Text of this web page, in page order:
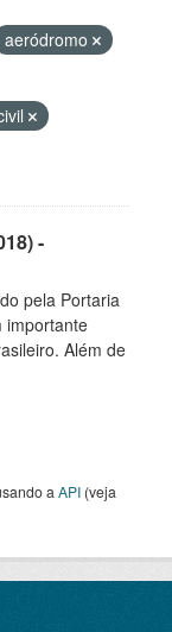
aeródromo
-
pela Portaria
importante
Além de
a API (veja